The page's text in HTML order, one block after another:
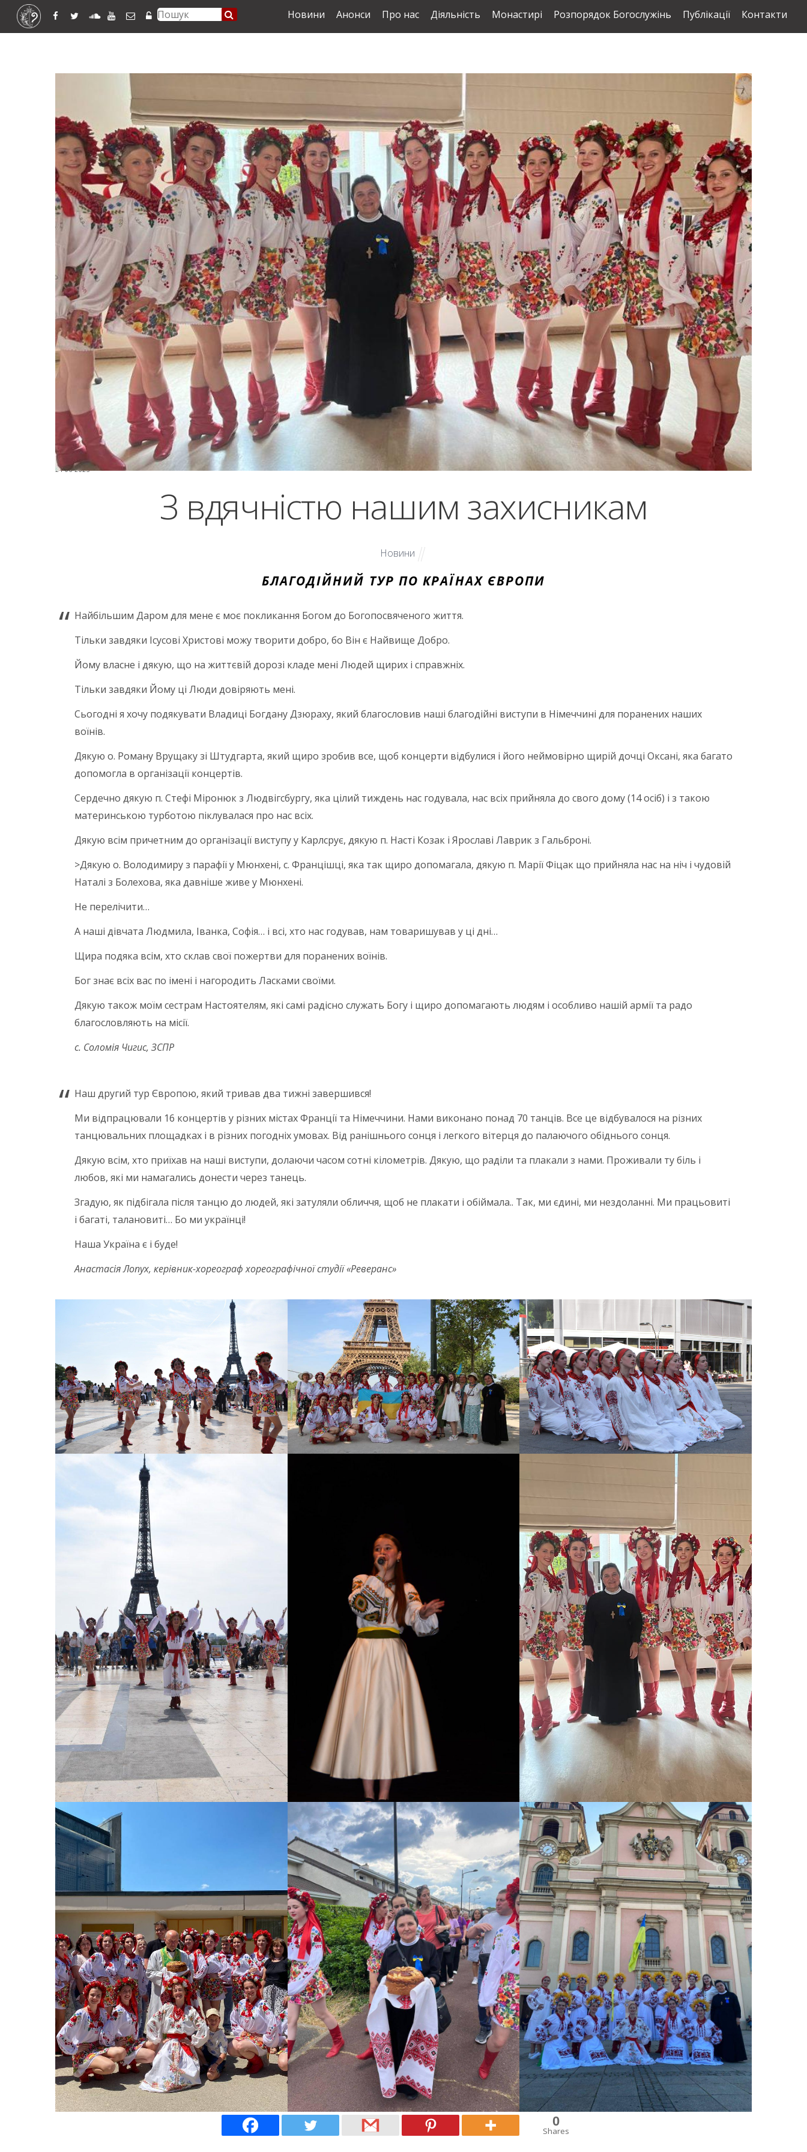
Новини Анонси Про нас Діяльність Монастирі Розпорядок Богослужінь Публікації Контакти
24-06-2023
З вдячністю нашим захисникам
Новини
БЛАГОДІЙНИЙ ТУР ПО КРАЇНАХ ЄВРОПИ
Найбільшим Даром для мене є моє покликання Богом до Богопосвяченого життя.
Тільки завдяки Ісусові Христові можу творити добро, бо Він є Найвище Добро.
Йому власне і дякую, що на життєвій дорозі кладе мені Людей щирих і справжніх.
Тільки завдяки Йому ці Люди довіряють мені.
Сьогодні я хочу подякувати Владиці Богдану Дзюраху, який благословив наші благодійні виступи в Німеччині для поранених наших
воїнів.
Дякую о. Роману Врущаку зі Штудгарта, який щиро зробив все, щоб концерти відбулися і його неймовірно щирій дочці Оксані, яка багато
допомогла в організації концертів.
Сердечно дякую п. Стефі Міронюк з Людвігсбургу, яка цілий тиждень нас годувала, нас всіх прийняла до свого дому (14 осіб) і з такою
материнською турботою піклувалася про нас всіх.
Дякую всім причетним до організації виступу у Карлсрує, дякую п. Насті Козак і Ярославі Лаврик з Гальброні.
>Дякую о. Володимиру з парафії у Мюнхені, с. Францішці, яка так щиро допомагала, дякую п. Марії Фіцак що прийняла нас на ніч і чудовій
Наталі з Болехова, яка давніше живе у Мюнхені.
Не перелічити…
А наші дівчата Людмила, Іванка, Софія… і всі, хто нас годував, нам товаришував у ці дні…
Щира подяка всім, хто склав свої пожертви для поранених воїнів.
Бог знає всіх вас по імені і нагородить Ласками своїми.
Дякую також моїм сестрам Настоятелям, які самі радісно служать Богу і щиро допомагають людям і особливо нашій армії та радо
благословляють на місії.
с. Соломія Чигис, ЗСПР
Наш другий тур Європою, який тривав два тижні завершився!
Ми відпрацювали 16 концертів у різних містах Франції та Німеччини. Нами виконано понад 70 танців. Все це відбувалося на різних
танцювальних площадках і в різних погодніх умовах. Від ранішнього сонця і легкого вітерця до палаючого обіднього сонця.
Дякую всім, хто приїхав на наші виступи, долаючи часом сотні кілометрів. Дякую, що раділи та плакали з нами. Проживали ту біль і
любов, які ми намагались донести через танець.
Згадую, як підбігала після танцю до людей, які затуляли обличчя, щоб не плакати і обіймала.. Так, ми єдині, ми нездоланні. Ми працьовиті
і багаті, талановиті… Бо ми українці!
Наша Україна є і буде!
Анастасія Лопух, керівник-хореограф хореографічної студії «Реверанс»
0
Shares